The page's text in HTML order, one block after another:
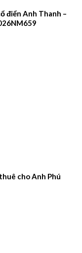
điển Anh Thanh –
cho Anh Phú